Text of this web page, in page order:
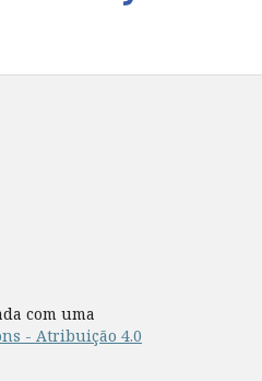
com uma
- Atribuição 4.0